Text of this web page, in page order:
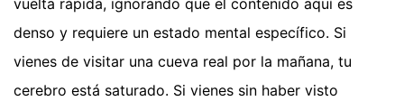
vuelta rápida, ignorando que el contenido aquí es
denso y requiere un estado mental específico. Si
vienes de visitar una cueva real por la mañana, tu
cerebro está saturado. Si vienes sin haber visto